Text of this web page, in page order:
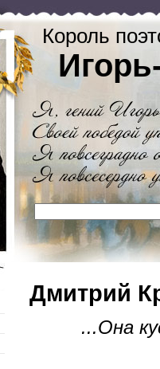
Король
Дмитрий
...Она